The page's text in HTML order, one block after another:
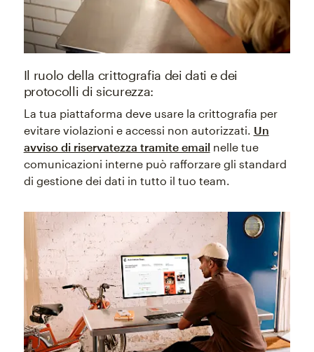
Il ruolo della crittografia dei dati e dei
protocolli di sicurezza:
La tua piattaforma deve usare la crittografia per
evitare violazioni e accessi non autorizzati. Un
avviso di riservatezza tramite emailnelle tue
comunicazioni interne può rafforzare gli standard
di gestione dei dati in tutto il tuo team.